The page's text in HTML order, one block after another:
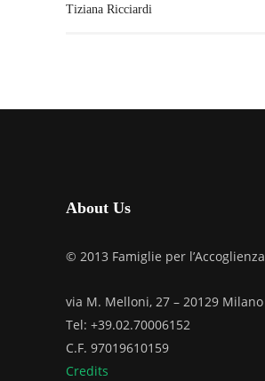
Tiziana Ricciardi
About Us
© 2013 Famiglie per l’Accoglienza
via M. Melloni, 27 – 20129 Milano
Tel: +39.02.70006152
C.F. 97019610159
Credits